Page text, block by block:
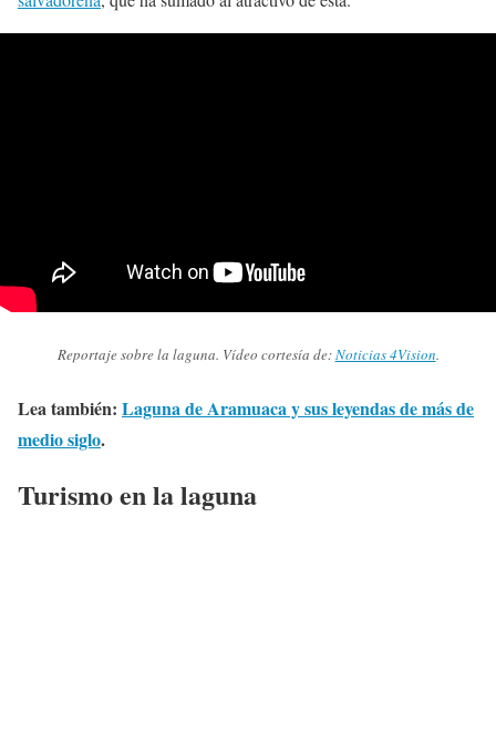
Reportaje sobre la laguna. Vídeo cortesía de:Noticias 4Vision.
Lea también: Laguna de Aramuaca y sus leyendas de más de
medio siglo.
Turismo en la laguna